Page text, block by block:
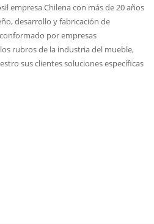
empresa Chilena con más de 20 años
desarrollo y fabricación de
por empresas
rubros de la industria del mueble,
sus clientes soluciones específicas